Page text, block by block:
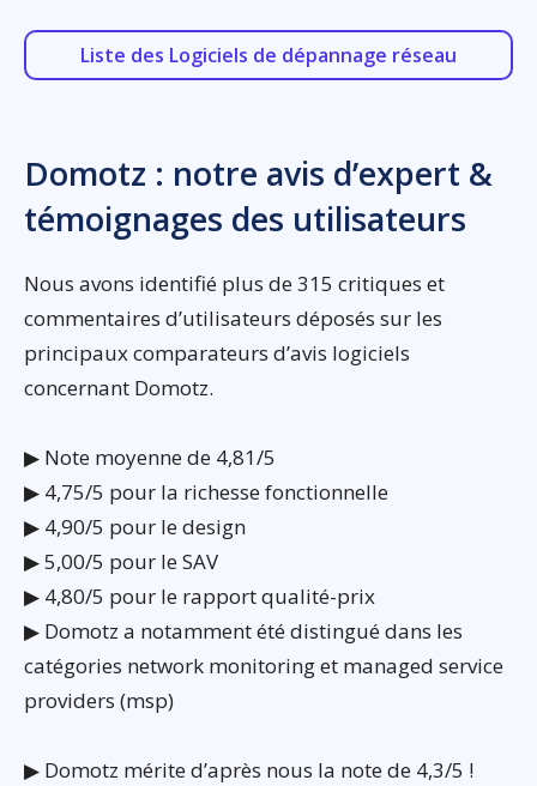
Liste des Logiciels de dépannage réseau
Domotz : notre avis d’expert &
témoignages des utilisateurs
Nous avons identifié plus de 315 critiques et
commentaires d’utilisateurs déposés sur les
principaux comparateurs d’avis logiciels
concernant Domotz.
▶ Note moyenne de 4,81/5
▶ 4,75/5 pour la richesse fonctionnelle
▶ 4,90/5 pour le design
▶ 5,00/5 pour le SAV
▶ 4,80/5 pour le rapport qualité-prix
▶ Domotz a notamment été distingué dans les
catégories network monitoring et managed service
providers (msp)
▶ Domotz mérite d’après nous la note de 4,3/5 !